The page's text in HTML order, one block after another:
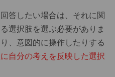
答したい場合は、それに関
選択肢を選ぶ必要がありま
、意図的に操作したりする
自分の考えを反映した選択